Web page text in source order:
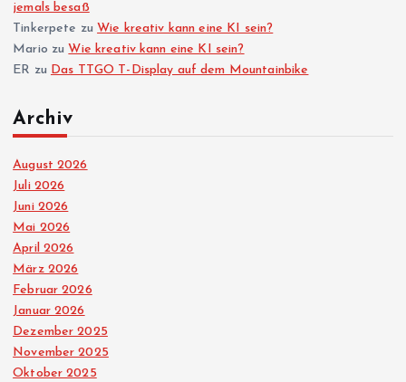
jemals besaß
Tinkerpete zu Wie kreativ kann eine KI sein?
Mario zu Wie kreativ kann eine KI sein?
ER zu Das TTGO T-Display auf dem Mountainbike
Archiv
August 2026
Juli 2026
Juni 2026
Mai 2026
April 2026
März 2026
Februar 2026
Januar 2026
Dezember 2025
November 2025
Oktober 2025